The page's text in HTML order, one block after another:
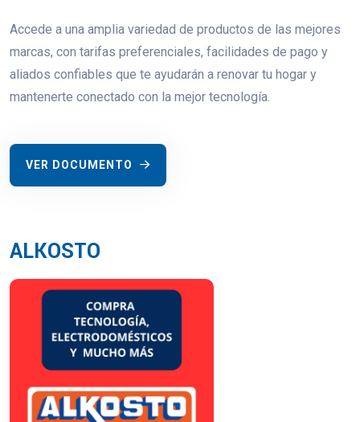
Accede a una amplia variedad de productos de las mejores
marcas, con tarifas preferenciales, facilidades de pago y
aliados confiables que te ayudarán a renovar tu hogar y
mantenerte conectado con la mejor tecnología.
VER DOCUMENTO
ALKOSTO